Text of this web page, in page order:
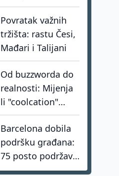
zeleni krovovi i
pametno hlađenje
zgrada
Povratak važnih
tržišta: rastu Česi,
Mađari i Talijani
Od buzzworda do
realnosti: Mijenja
li "coolcation"
stvarno turističku
kartu Europe?
Barcelona dobila
podršku građana:
75 posto podržava
zabranu turističkih